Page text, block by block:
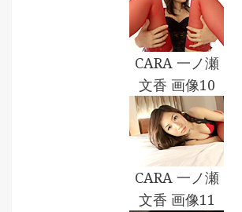
CARA 一ノ瀬
文香 画像10
CARA 一ノ瀬
文香 画像11